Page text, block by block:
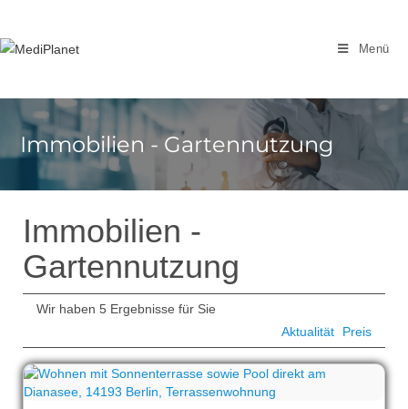
springen
Menü
Immobilien - Gartennutzung
Immobilien -
Gartennutzung
Wir haben 5 Ergebnisse für Sie
Aktualität
Preis